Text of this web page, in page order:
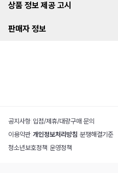
상품 정보 제공 고시
판매자 정보
공지사항 입점/제휴/대량구매 문의
이용약관 개인정보처리방침 분쟁해결기준
청소년보호정책 운영정책